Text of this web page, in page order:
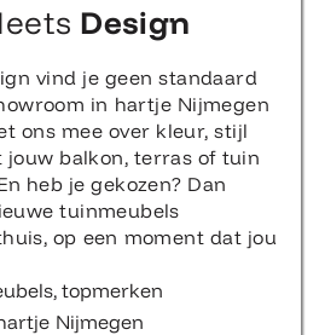
Design
vind je geen standaard
in hartje Nijmegen
ons mee over kleur, stijl
jouw balkon, terras of tuin
heb je gekozen? Dan
tuinmeubels
op een moment dat jou
topmerken
Nijmegen